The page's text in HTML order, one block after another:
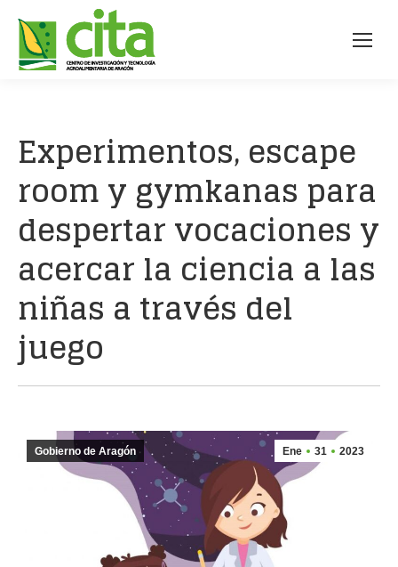
Experimentos, escape
room y gymkanas para
despertar vocaciones y
acercar la ciencia a las
niñas a través del
juego
Ene 31 2023
Gobierno de Aragón